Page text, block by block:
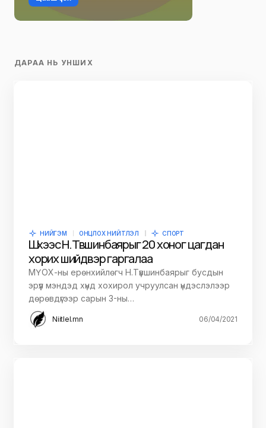
ДАРАА НЬ УНШИХ
НИЙГЭМ ОНЦЛОХ НИЙТЛЭЛ СПОРТ
Шүүхээс Н.Түвшинбаярыг 20 хоног цагдан
хорих шийдвэр гаргалаа
МҮОХ-ны ерөнхийлөгч Н.Түвшинбаярыг бусдын
эрүүл мэндэд хүнд хохирол учруулсан үндэслэлээр
дөрөвдүгээр сарын 3-ны…
Niitlel.mn 06/04/2021